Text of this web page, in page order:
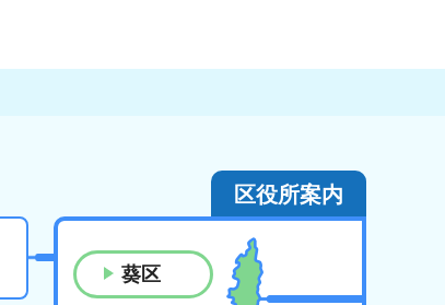
区役所案内
葵区